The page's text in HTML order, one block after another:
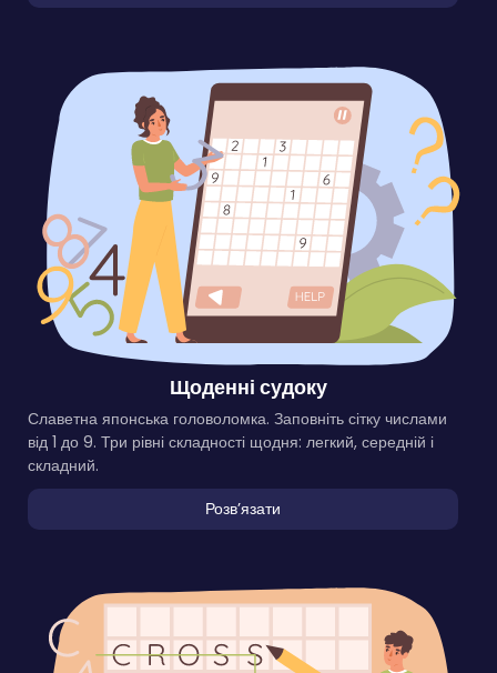
Щоденні судоку
Славетна японська головоломка. Заповніть сітку числами
від 1 до 9. Три рівні складності щодня: легкий, середній і
складний.
Розвʼязати